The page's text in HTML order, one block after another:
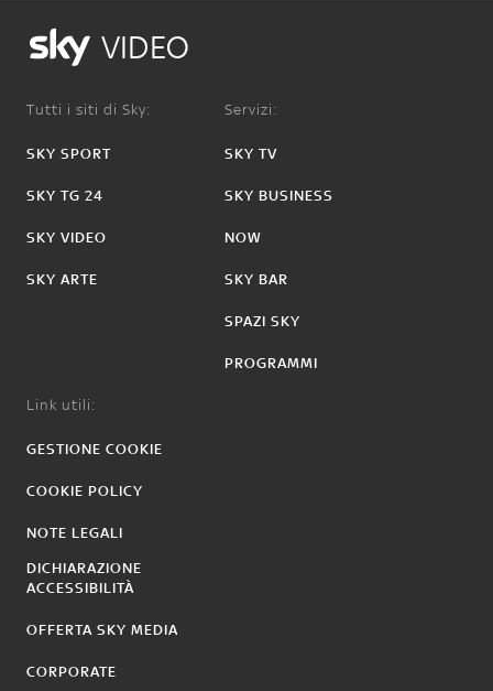
VIDEO
Tutti i siti di Sky:
SKY SPORT
SKY TG 24
SKY VIDEO
SKY ARTE
Servizi:
SKY TV
SKY BUSINESS
NOW
SKY BAR
SPAZI SKY
PROGRAMMI
Link utili:
GESTIONE COOKIE
COOKIE POLICY
NOTE LEGALI
DICHIARAZIONE
ACCESSIBILITÀ
OFFERTA SKY MEDIA
CORPORATE